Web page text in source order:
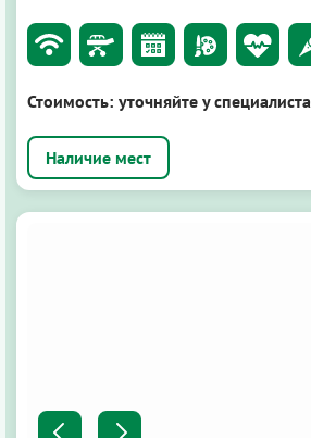
Стоимость: уточняйте у специалиста